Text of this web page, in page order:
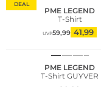
DEAL
PME LEGEND
T-Shirt
UVP59,99 41,99
PME LEGEND
T-Shirt GUYVER